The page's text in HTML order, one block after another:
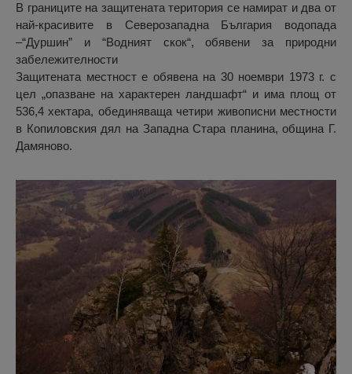
В границите на защитената територия се намират и два от
най-красивите в Северозападна България водопада
–“Дуршин” и “Водният скок“, обявени за природни
забележителности
Защитената местност е обявена на 30 ноември 1973 г. с
цел „опазване на характерен ландшафт“ и има площ от
536,4 хектара, обединяваща четири живописни местности
в Копиловския дял на Западна Стара планина, община Г.
Дамяново.